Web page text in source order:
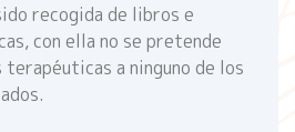
recogida de libros e
con ella no se pretende
a ninguno de los